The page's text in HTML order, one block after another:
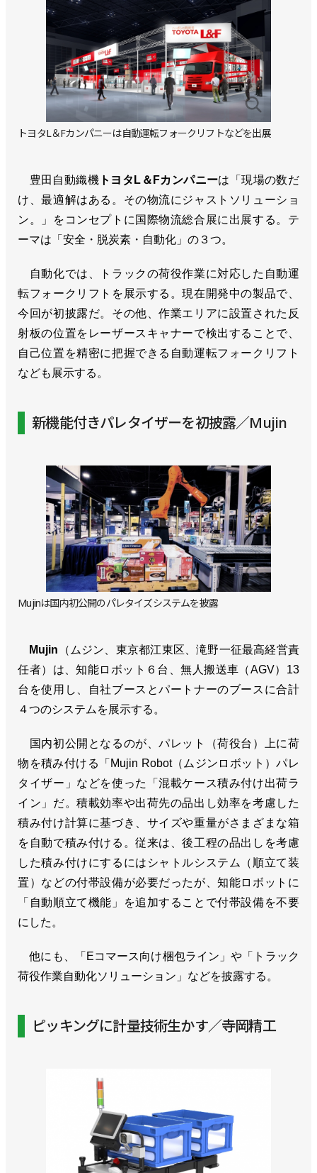
トヨタL＆Fカンパニーは自動運転フォークリフトなどを出展
豊田自動織機 トヨタL＆Fカンパニーは「現場の数だ
け、最適解はある。その物流にジャストソリューショ
ン。」をコンセプトに国際物流総合展に出展する。テ
ーマは「安全・脱炭素・自動化」の３つ。
自動化では、トラックの荷役作業に対応した自動運
転フォークリフトを展示する。現在開発中の製品で、
今回が初披露だ。その他、作業エリアに設置された反
射板の位置をレーザースキャナーで検出することで、
自己位置を精密に把握できる自動運転フォークリフト
なども展示する。
新機能付きパレタイザーを初披露／Mujin
Mujinは国内初公開のパレタイズシステムを披露
Mujin （ムジン、東京都江東区、滝野一征最高経営責
任者）は、知能ロボット６台、無人搬送車（AGV）13
台を使用し、自社ブースとパートナーのブースに合計
４つのシステムを展示する。
国内初公開となるのが、パレット（荷役台）上に荷
物を積み付ける「Mujin Robot（ムジンロボット）パレ
タイザー」などを使った「混載ケース積み付け出荷ラ
イン」だ。積載効率や出荷先の品出し効率を考慮した
積み付け計算に基づき、サイズや重量がさまざまな箱
を自動で積み付ける。従来は、後工程の品出しを考慮
した積み付けにするにはシャトルシステム（順立て装
置）などの付帯設備が必要だったが、知能ロボットに
「自動順立て機能」を追加することで付帯設備を不要
にした。
他にも、「Eコマース向け梱包ライン」や「トラック
荷役作業自動化ソリューション」などを披露する。
ピッキングに計量技術生かす／寺岡精工